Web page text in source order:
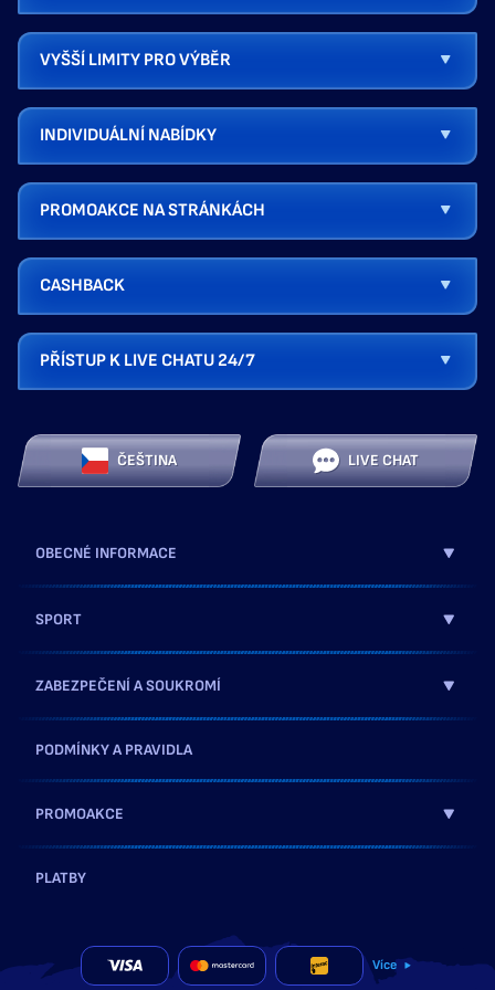
VYŠŠÍ LIMITY PRO VÝBĚR
INDIVIDUÁLNÍ NABÍDKY
PROMOAKCE NA STRÁNKÁCH
CASHBACK
PŘÍSTUP K LIVE CHATU 24/7
ČEŠTINA LIVE CHAT
OBECNÉ INFORMACE
SPORT
ZABEZPEČENÍ A SOUKROMÍ
PODMÍNKY A PRAVIDLA
PROMOAKCE
PLATBY
Více